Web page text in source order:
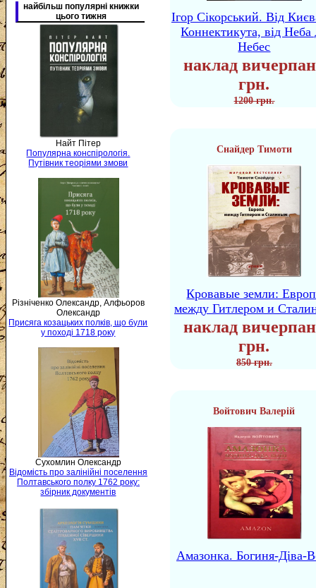
найбільш популярні книжки
цього тижня
Найт Пітер
Популярна конспірологія.
Путівник теоріями змови
Різніченко Олександр, Алфьоров
Олександр
Присяга козацьких полків, що були
у поході 1718 року
Сухомлин Олександр
Відомість про залінійні поселення
Полтавського полку 1762 року:
збірник документів
Ігор Сікорський. Від
Коннектикута, від Неба
Небес
наклад
грн.
1200 грн.
Снайдер Тимоти
Кровавые земли:
между Гитлером и
наклад
грн.
850 грн.
Войтович Валерій
Амазонка. Богиня-Діва-